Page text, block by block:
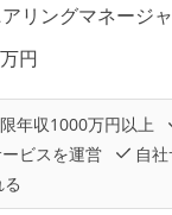
リングマネージ
万円
年収1000万円以上
ビスを運営 自